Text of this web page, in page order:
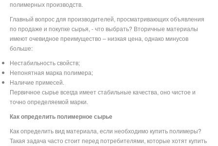
полимерных производств.
Главный вопрос для производителей, просматривающих объявления
по продаже и покупке сырья, - что выбрать? Вторичные материалы
имеют очевидное преимущество – низкая цена, однако минусов
больше:
Нестабильность свойств;
Непонятная марка полимера;
Наличие примесей.
Первичное сырье всегда имеет стабильные качества, оно чистое и
точно определяемой марки.
Как определить полимерное сырье
Как определить вид материала, если необходимо купить полимеры?
Такая задача часто стоит перед потребителями, которые хотят купить